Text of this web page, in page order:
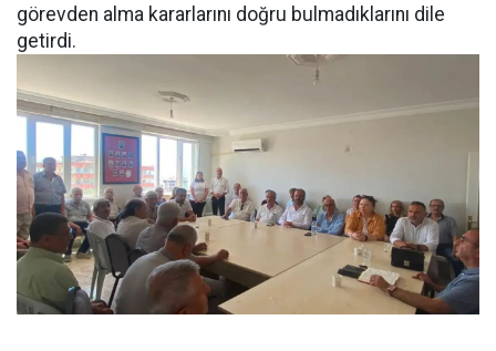
görevden alma kararlarını doğru bulmadıklarını dile
getirdi.